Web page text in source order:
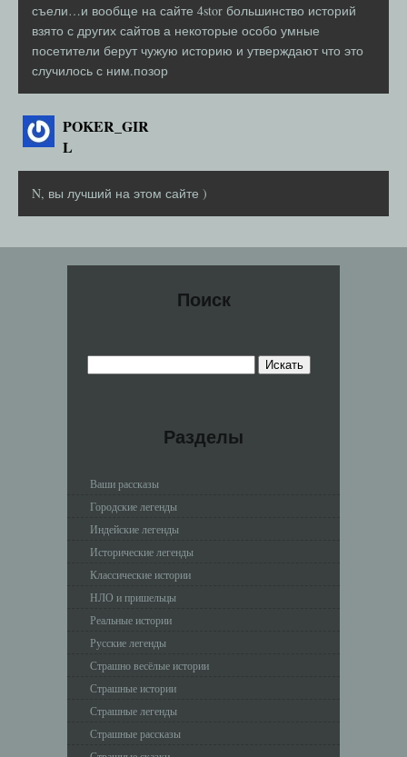
съели…и вообще на сайте 4stor большинство историй
взято с других сайтов а некоторые особо умные
посетители берут чужую историю и утверждают что это
случилось с ним.позор
POKER_GIR
L
N, вы лучший на этом сайте )
Поиск
Разделы
Ваши рассказы
Городские легенды
Индейские легенды
Исторические легенды
Классические истории
НЛО и пришельцы
Реальные истории
Русские легенды
Страшно весёлые истории
Страшные истории
Страшные легенды
Страшные рассказы